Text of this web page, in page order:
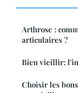
Arthrose :
articulaires ?
Bien vieillir:
Choisir les